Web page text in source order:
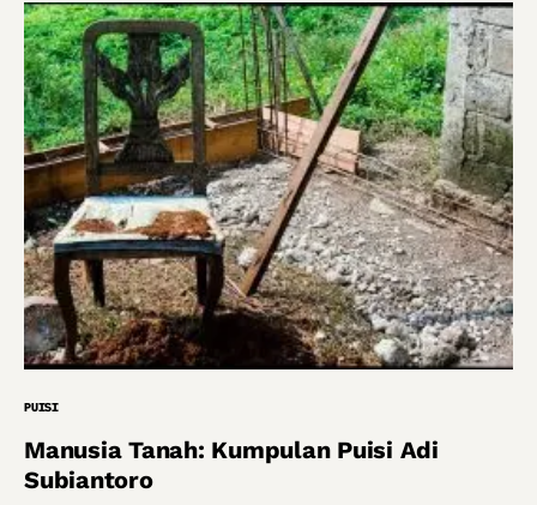
PUISI
Manusia Tanah: Kumpulan Puisi Adi
Subiantoro